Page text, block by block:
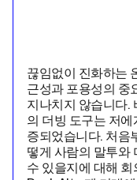
끊임없이 진화하는
근성과 포용성의 중
지나치지 않습니다.
의 더빙 도구는 저
증되었습니다. 처음
떻게 사람의 말투와
수 있을지에 대해